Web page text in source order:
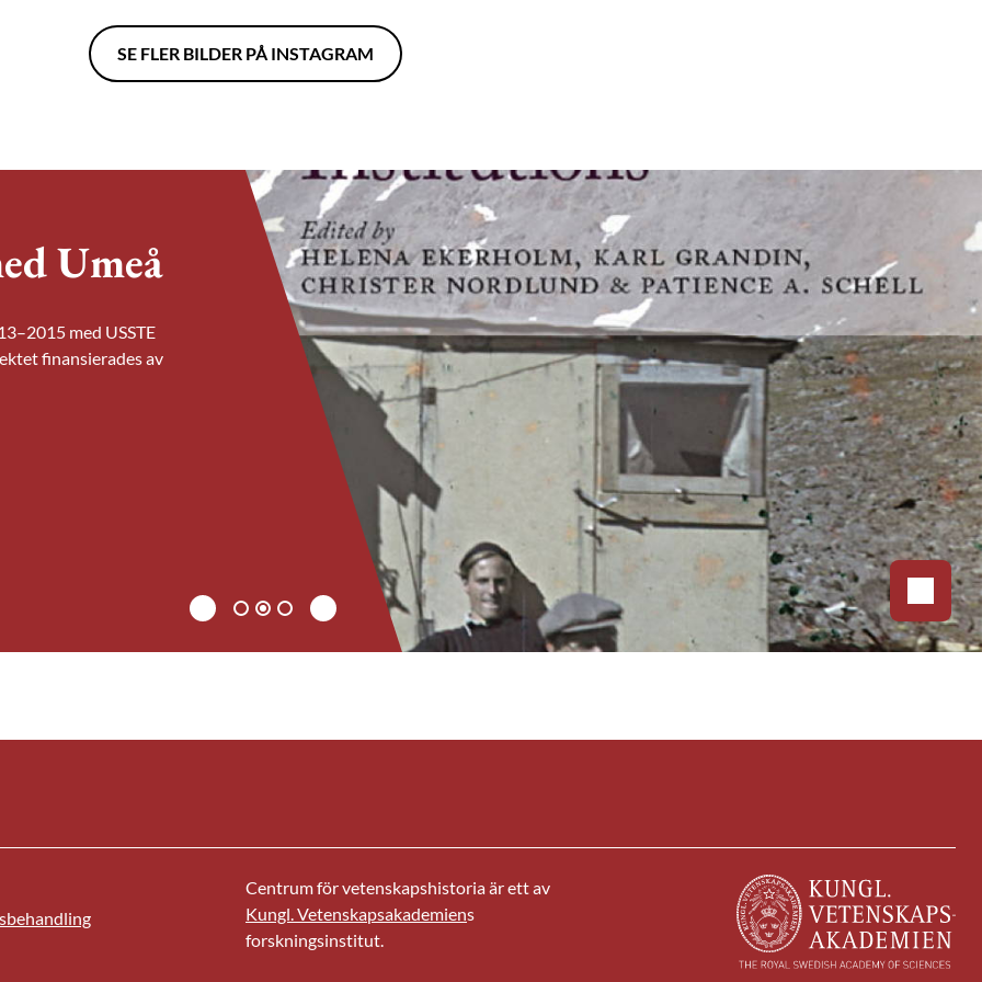
SE FLER BILDER PÅ INSTAGRAM
ett stort
An
society. Det
Umeå
med USSTE
finansierades av
Linnés
och
av Riksbankens
Föregående
1 2 3 Nästa
Centrum för vetenskapshistoria är ett av
Kungl. Vetenskapsakademiens
forskningsinstitut.